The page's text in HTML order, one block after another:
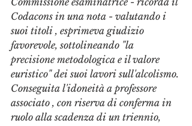
Codacons in una nota - valutando i
suoi titoli , esprimeva giudizio
favorevole, sottolineando "la
precisione metodologica e il valore
euristico" dei suoi lavori sull'alcolismo.
Conseguita l'idoneità a professore
associato , con riserva di conferma in
ruolo alla scadenza di un triennio,